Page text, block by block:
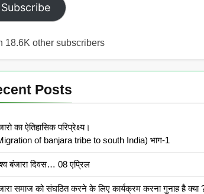
Subscribe
18.6K other subscribers
Posts
का ऐतिहासिक परिप्रेक्ष्य।
of banjara tribe to south India) भाग-1
बंजारा दिवस… 08 एप्रिल
समाज को संघठित करने के लिए कार्यक्रम करना गुनाह है